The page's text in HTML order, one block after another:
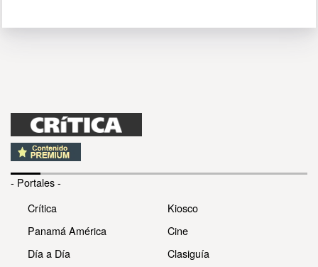
- Portales -
Crítica
Panamá América
Día a Día
Kiosco
Cine
Clasiguía